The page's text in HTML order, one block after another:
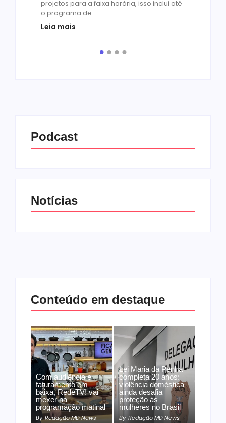
projetos para a faixa horária, isso inclui até
o programa de...
Leia mais
Podcast
Notícias
Conteúdo em destaque
Com audiência e
faturamento em
baixa, RedeTV! vai
mexer na
programação matinal
By Redação MD News
Lei Maria da Penha
completa 20 anos:
violência doméstica
ainda desafia
proteção às
mulheres no Brasil
By Redação MD News